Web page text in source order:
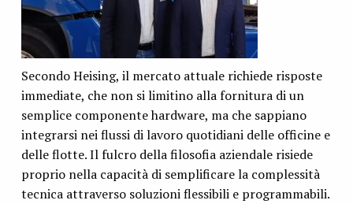
Secondo Heising, il mercato attuale richiede risposte
immediate, che non si limitino alla fornitura di un
semplice componente hardware, ma che sappiano
integrarsi nei flussi di lavoro quotidiani delle officine e
delle flotte. Il fulcro della filosofia aziendale risiede
proprio nella capacità di semplificare la complessità
tecnica attraverso soluzioni flessibili e programmabili.